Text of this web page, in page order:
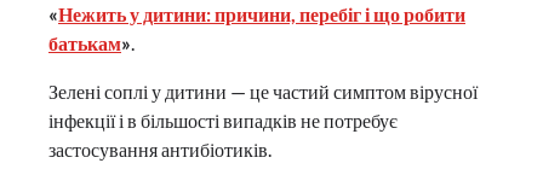
«Нежить у дитини: причини, перебіг і що робити
батькам»
Зелені соплі у дитини — це частий симптом вірусної
інфекції і в більшості випадків не потребує
застосування антибіотиків.